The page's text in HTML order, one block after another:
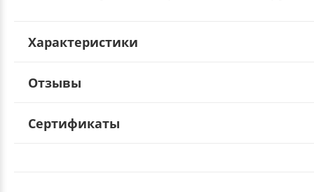
Характеристики
Отзывы
Сертификаты